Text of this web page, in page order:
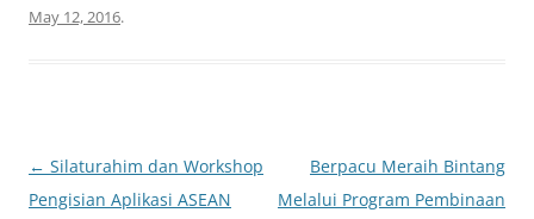
May 12, 2016.
Post
navigation
← Silaturahim dan Workshop
Pengisian Aplikasi ASEAN
Berpacu Meraih Bintang
Melalui Program Pembinaan